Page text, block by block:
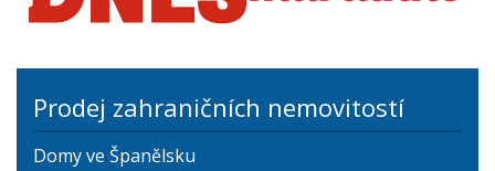
Prodej zahraničních nemovitostí
Domy ve Španělsku